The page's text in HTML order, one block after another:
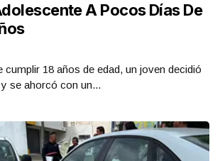
A Pocos Días De
cumplir 18 años de edad, un joven decidió
se ahorcó con un...